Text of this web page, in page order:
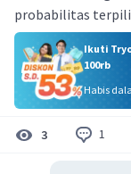
probabilitas
Ikuti
100rb
Habis
3 1